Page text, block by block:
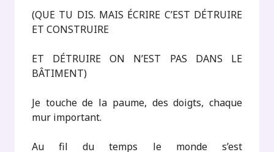
(QUE TU DIS. MAIS ÉCRIRE C’EST DÉTRUIRE
ET CONSTRUIRE
ET DÉTRUIRE ON N’EST PAS DANS LE
BÂTIMENT)
Je touche de la paume, des doigts, chaque
mur important.
Au fil du temps le monde s’est